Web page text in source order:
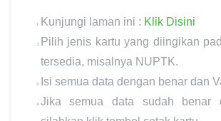
Kunjungi laman ini : Klik Disini
Pilih jenis kartu yang diingikan
tersedia, misalnya NUPTK.
Isi semua data dengan benar dan
Jika semua data sudah benar